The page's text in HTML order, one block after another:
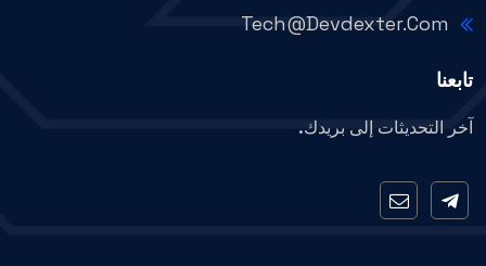
Tech@devdexter.com
تابعنا
آخر التحديثات إلى بريدك.